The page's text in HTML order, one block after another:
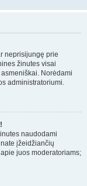
neprisijungę prie
žinutes visai
Norėdami
administratoriumi.
naudodami
įžeidžiančių
juos moderatoriams;